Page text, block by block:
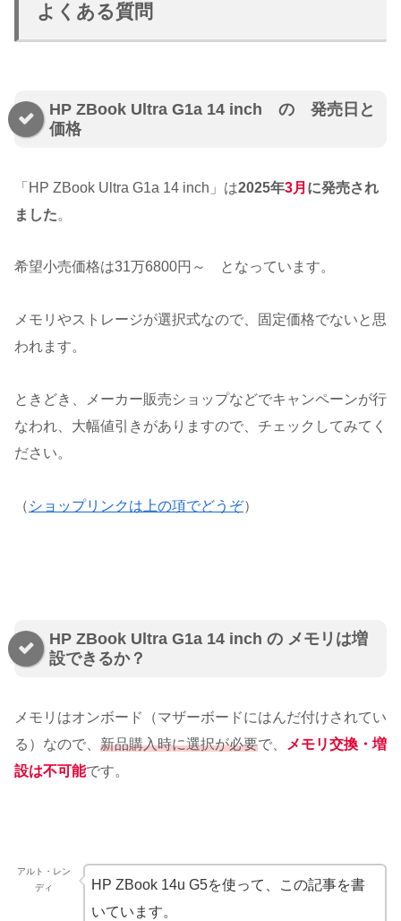
よくある質問
HP ZBook Ultra G1a 14 inch の 発売日と
価格
「HP ZBook Ultra G1a 14 inch」は2025年3月 に発売され
ました。
希望小売価格は31万6800円～ となっています。
メモリやストレージが選択式なので、固定価格でないと思
われます。
ときどき、メーカー販売ショップなどでキャンペーンが行
なわれ、大幅値引きがありますので、チェックしてみてく
ださい。
（ ショップリンクは上の項でどうぞ）
HP ZBook Ultra G1a 14 inch の メモリは増
設できるか？
メモリはオンボード（マザーボードにはんだ付けされてい
る）なので、 新品購入時に選択が必要で、
メモリ交換・増
設は不可能です。
アルト・レン
ディ
HP ZBook 14u G5を使って、この記事を書
いています。